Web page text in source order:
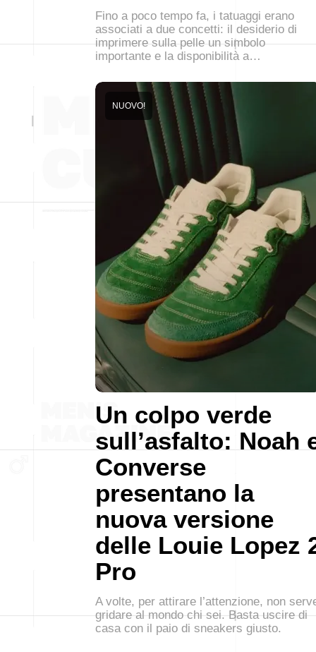
Fino a poco tempo fa, i tatuaggi erano
associati a due concetti: il desiderio di
imprimere sulla pelle un simbolo
importante e la disponibilità a…
Un colpo verde
sull’asfalto: Noah
Converse
presentano la
nuova versione
delle Louie Lopez
Pro
NUOVO!
A volte, per attirare l’attenzione, non
gridare al mondo chi sei. Basta uscire di
casa con il paio di sneakers giusto.